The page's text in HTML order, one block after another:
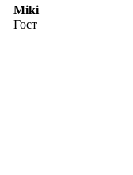
Miki
Гост